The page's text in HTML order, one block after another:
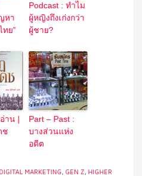
หา
ทย”
Podcast : ทำไม
ผู้หญิงถึงเก่งกว่า
ผู้ชาย?
าน |
ช
Part – Past :
บางส่วนแห่ง
อดีต
DIGITAL MARKETING, GEN Z, HIGHER